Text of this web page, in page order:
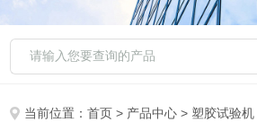
当前位置：首页 > 产品中心 > 塑胶试验机